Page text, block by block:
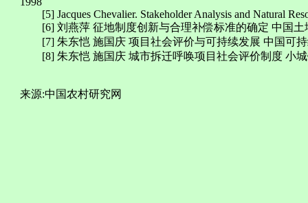
[5] Jacques Chevalier. Stakeholder Analysis and Natural
[6] 刘燕萍 征地制度创新与合理补偿标准的确定 中国土
[7] 朱东恺 施国庆 项目社会评价与可持续发展 中国可持
[8] 朱东恺 施国庆 城市拆迁呼唤项目社会评价制度 小城
来源:中国农村研究网